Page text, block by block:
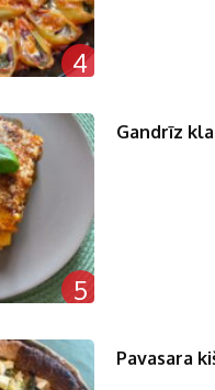
4
5
Gandrīz
Pavasara